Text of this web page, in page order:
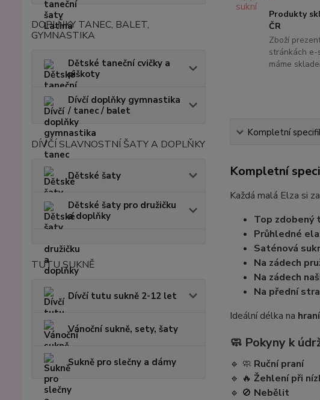
DOPLŇKY TANEC, BALET,
GYMNASTIKA
Dětské taneční cvičky a
piškoty
Dívčí doplňky gymnastika
/ tanec / balet
DÍVČÍ SLAVNOSTNÍ ŠATY A DOPLŇKY
Dětské šaty
Dětské šaty pro družičku
a doplňky
TUTU SUKNĚ
Dívčí tutu sukně 2-12 let
Vánoční sukně, sety, šaty
Sukně pro slečny a dámy
Produkty
ČR
Zboží
stránkách e-
máme
Kompletní
Kompletní
Každá malá Elza si
Top
Průhledné
Saténová
Na zádech
Na zádech
Na přední
Ideální délka na
🧼 Pokyny k
🔹 🧼 Ruční praní
🔹 🔥 Žehlení při
🔹 🚫 Nebělit